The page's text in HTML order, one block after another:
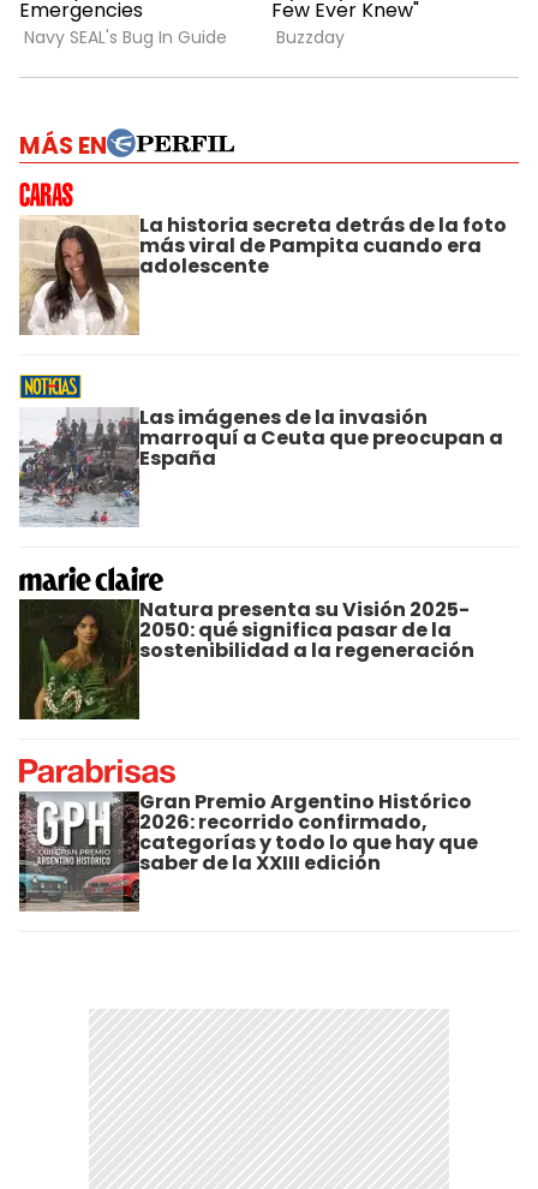
MÁS EN
La historia secreta detrás de la foto
más viral de Pampita cuando era
adolescente
Las imágenes de la invasión
marroquí a Ceuta que preocupan a
España
Natura presenta su Visión 2025-
2050: qué significa pasar de la
sostenibilidad a la regeneración
Gran Premio Argentino Histórico
2026: recorrido confirmado,
categorías y todo lo que hay que
saber de la XXIII edición